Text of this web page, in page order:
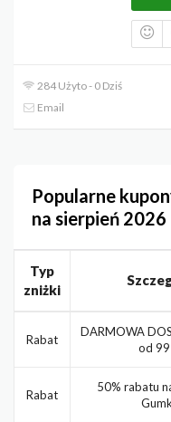
284 Użyto - 0 Dziś
Email
Popularne
na sierpień 2026
Typ
zniżki
Rabat
DARMOWA
od 99
Rabat
50% rabatu